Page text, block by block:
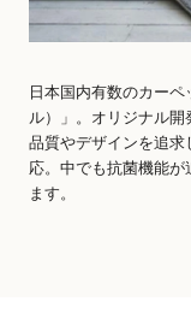
日本国内有数のカー
ル）」。オリジナル開
品質やデザインを追
応。中でも抗菌機能
ます。